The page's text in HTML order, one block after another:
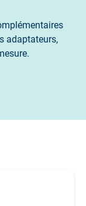
adaptateurs,